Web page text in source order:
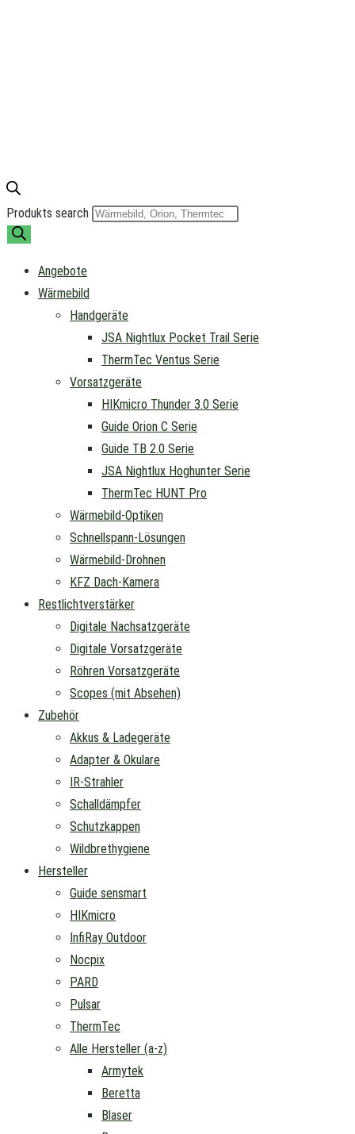
Produkts search
Angebote
Wärmebild
Handgeräte
JSA Nightlux Pocket Trail Serie
ThermTec Ventus Serie
Vorsatzgeräte
HIKmicro Thunder 3.0 Serie
Guide Orion C Serie
Guide TB 2.0 Serie
JSA Nightlux Hoghunter Serie
ThermTec HUNT Pro
Wärmebild-Optiken
Schnellspann-Lösungen
Wärmebild-Drohnen
KFZ Dach-Kamera
Restlichtverstärker
Digitale Nachsatzgeräte
Digitale Vorsatzgeräte
Röhren Vorsatzgeräte
Scopes (mit Absehen)
Zubehör
Akkus & Ladegeräte
Adapter & Okulare
IR-Strahler
Schalldämpfer
Schutzkappen
Wildbrethygiene
Hersteller
Guide sensmart
HIKmicro
InfiRay Outdoor
Nocpix
PARD
Pulsar
ThermTec
Alle Hersteller (a-z)
Armytek
Beretta
Blaser